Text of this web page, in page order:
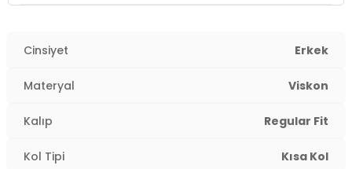
Cinsiyet Erkek
Materyal Viskon
Kalıp Regular Fit
Kol Tipi Kısa Kol